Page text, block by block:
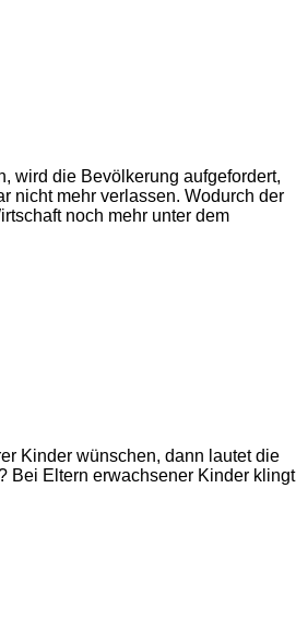
wird die Bevölkerung aufgefordert,
nicht mehr verlassen. Wodurch der
noch mehr unter dem
Kinder wünschen, dann lautet die
Bei Eltern erwachsener Kinder klingt